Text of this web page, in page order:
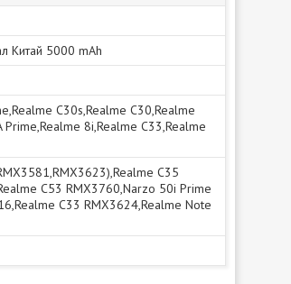
Китай 5000 mAh
C30s,Realme C30,Realme
8i,Realme C33,Realme
C35
C53 RMX3760,Narzo 50i Prime
C33 RMX3624,Realme Note